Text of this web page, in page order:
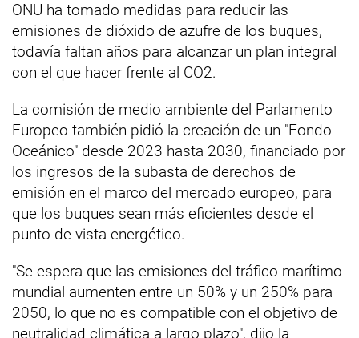
ONU ha tomado medidas para reducir las
emisiones de dióxido de azufre de los buques,
todavía faltan años para alcanzar un plan integral
con el que hacer frente al CO2.
La comisión de medio ambiente del Parlamento
Europeo también pidió la creación de un "Fondo
Oceánico" desde 2023 hasta 2030, financiado por
los ingresos de la subasta de derechos de
emisión en el marco del mercado europeo, para
que los buques sean más eficientes desde el
punto de vista energético.
"Se espera que las emisiones del tráfico marítimo
mundial aumenten entre un 50% y un 250% para
2050, lo que no es compatible con el objetivo de
neutralidad climática a largo plazo", dijo la